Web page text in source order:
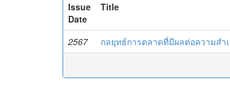
Issue
Date
Title
2567 กลยุทธ์การตลาดที่มีผลต่อความสำ